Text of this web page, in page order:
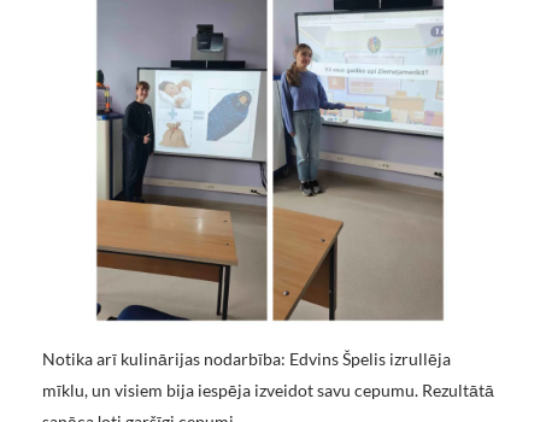
Notika arī kulinārijas nodarbība: Edvins Špelis izrullēja
mīklu, un visiem bija iespēja izveidot savu cepumu. Rezultātā